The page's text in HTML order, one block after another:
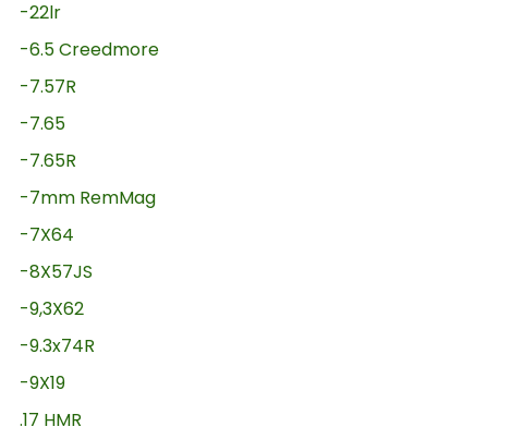
-22lr
-6.5 Creedmore
-7.57R
-7.65
-7.65R
-7mm RemMag
-7X64
-8X57JS
-9,3X62
-9.3x74R
-9X19
.17 HMR